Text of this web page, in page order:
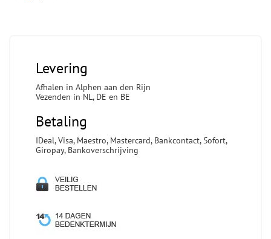
Levering
Afhalen in Alphen aan den Rijn
Vezenden in NL, DE en BE
Betaling
IDeal, Visa, Maestro, Mastercard, Bankcontact, Sofort,
Giropay, Bankoverschrijving